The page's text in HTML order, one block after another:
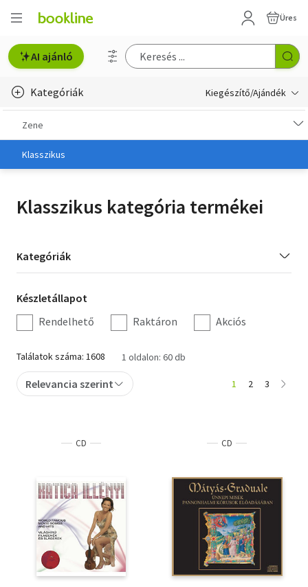
Üres
AI ajánló
Kategóriák Kiegészítő/Ajándék
Ajándék, utalványok
Könyves kiegészítők
Zene
Zene
Klasszikus
Klasszikus kategória termékei
Kategória
szűrés
Kategóriák
Készletállapot
szűrés
Készletállapot
Rendelhető
Raktáron Akciós
Találatok száma: 1608 1 oldalon: 60 db
Relevancia szerint 1 2 3
CD CD